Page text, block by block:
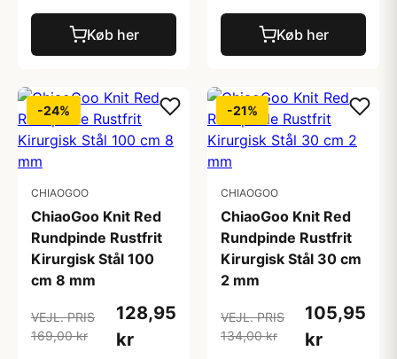
Køb her Køb her
-24%
CHIAOGOO
ChiaoGoo Knit Red
Rundpinde Rustfrit
Kirurgisk Stål 100
cm 8 mm
VEJL. PRIS
169,00 kr
128,95
kr
-21%
CHIAOGOO
ChiaoGoo Knit Red
Rundpinde Rustfrit
Kirurgisk Stål 30 cm
2 mm
VEJL. PRIS
134,00 kr
105,95
kr